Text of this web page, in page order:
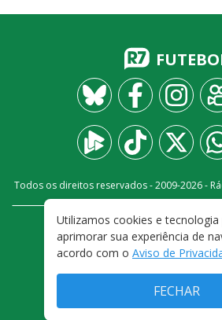
Todos os direitos reservados - 2009-2026-
FALE CONOSCO
TERMOS E CONDIÇÕES DE
Utilizamos cookies e tecnologia
aprimorar sua experiência de
acordo com o Aviso de
FECHAR